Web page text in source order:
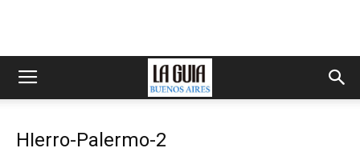
HIerro-Palermo-2